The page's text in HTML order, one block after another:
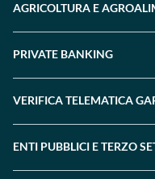
AGRICOLTURA E
PRIVATE BANKING
VERIFICA TELEMATICA
ENTI PUBBLICI E TERZO